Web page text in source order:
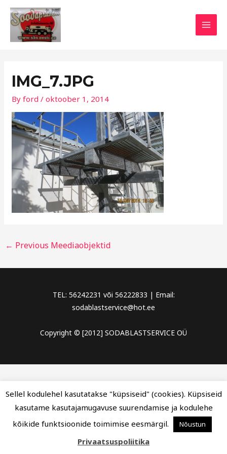
Skip
content
IMG_7.JPG
Byford/oktoober 1, 2014
Post
navigation
← Previous Meediaobjektid
TEL: 56242231 või 56222833 | Email:
sodablastservice@hot.ee
Copyright © [2012] SODABLASTSERVICE OÜ
Sellel kodulehel kasutatakse "küpsiseid" (cookies). Küpsiseid
kasutame kasutajamugavuse suurendamise ja kodulehe
kõikide funktsioonide toimimise eesmärgil.
Nõustun
Privaatsuspoliitika